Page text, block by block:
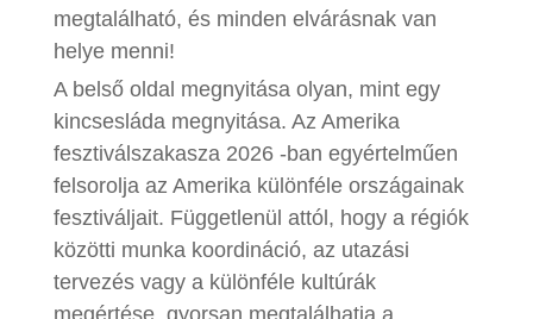
megtalálható, és minden elvárásnak van
helye menni!
A belső oldal megnyitása olyan, mint egy
kincsesláda megnyitása. Az Amerika
fesztiválszakasza 2026 -ban egyértelműen
felsorolja az Amerika különféle országainak
fesztiváljait. Függetlenül attól, hogy a régiók
közötti munka koordináció, az utazási
tervezés vagy a különféle kultúrák
megértése, gyorsan megtalálhatja a